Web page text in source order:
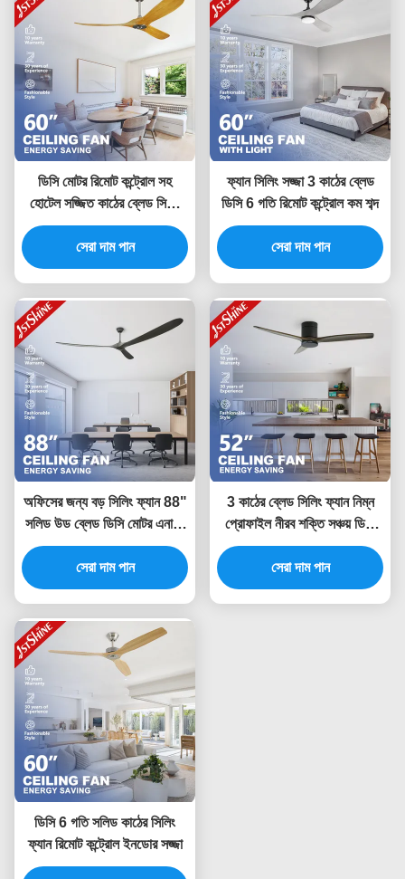
ডিসি মোটর রিমোট কন্ট্রোল সহ
হোটেল সজ্জিত কাঠের ব্লেড সিলিং
ফ্যান
সেরা দাম পান
ফ্যান সিলিং সজ্জা 3 কাঠের ব্লেড
ডিসি 6 গতি রিমোট কন্ট্রোল কম শব্দ
সেরা দাম পান
অফিসের জন্য বড় সিলিং ফ্যান 88"
সলিড উড ব্লেড ডিসি মোটর এনার্জি
সেভিং ফ্যান
সেরা দাম পান
3 কাঠের ব্লেড সিলিং ফ্যান নিম্ন
প্রোফাইল নীরব শক্তি সঞ্চয় ডিসি
মোটর ফ্লাশ মাউন্ট 52 ইঞ্চি
সেরা দাম পান
ডিসি 6 গতি সলিড কাঠের সিলিং
ফ্যান রিমোট কন্ট্রোল ইনডোর সজ্জা